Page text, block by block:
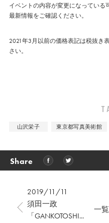
イベントの内容が変更になっている
最新情報をご確認ください。
2021年3月以前の価格表記は税抜き
さい。
山沢栄子 東京都写真美術館
Share
2019/11/11
須田一政
「GANKOTOSHI...
一